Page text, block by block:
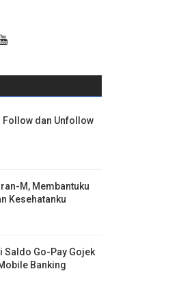
Follow dan Unfollow
M, Membantuku
Kesehatanku
Saldo Go-Pay Gojek
Banking